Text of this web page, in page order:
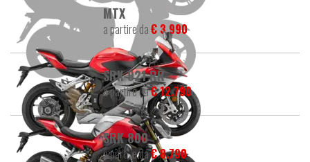
MTX
a partire da€ 3.990
SRK 921 RR
a partire da€ 12.790
SRK 800
a partire da€ 8.790